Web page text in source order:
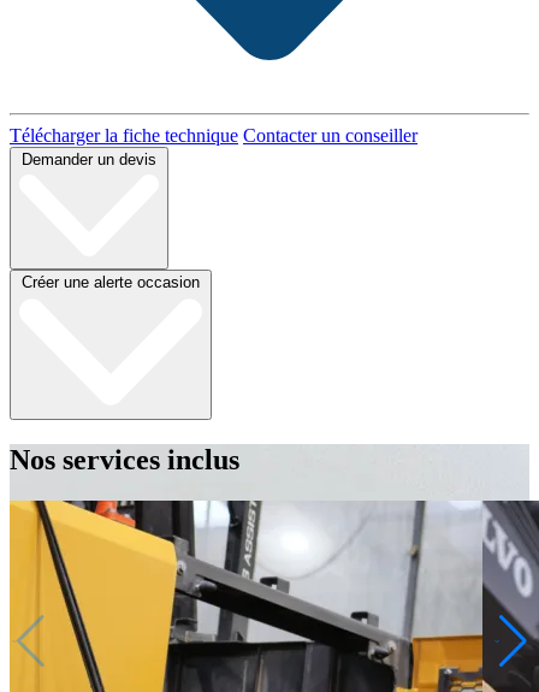
Télécharger la fiche technique Contacter un conseiller
Demander un devis
Créer une alerte occasion
Nos services inclus